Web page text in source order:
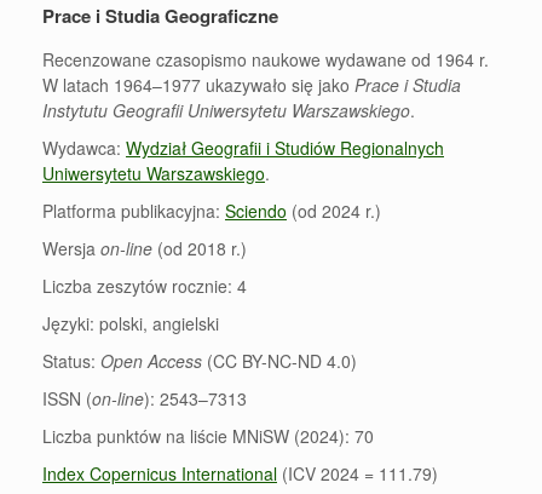
Prace i Studia Geograficzne
Recenzowane czasopismo naukowe wydawane od 1964 r.
W latach 1964–1977 ukazywało się jako Prace i Studia
Instytutu Geografii Uniwersytetu Warszawskiego.
Wydawca: Wydział Geografii i Studiów Regionalnych
Uniwersytetu Warszawskiego.
Platforma publikacyjna: Sciendo (od 2024 r.)
Wersja on-line (od 2018 r.)
Liczba zeszytów rocznie: 4
Języki: polski, angielski
Status: Open Access (CC BY-NC-ND 4.0)
ISSN (on-line): 2543–7313
Liczba punktów na liście MNiSW (2024): 70
Index Copernicus International (ICV 2024 = 111.79)